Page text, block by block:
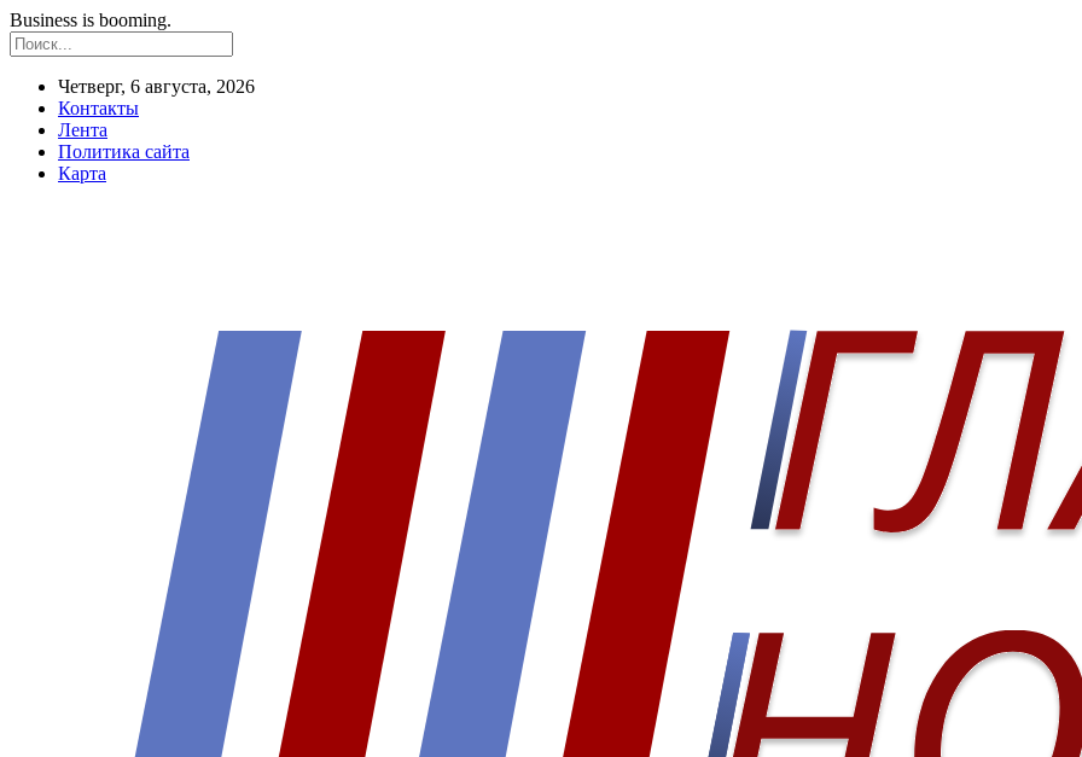
Business is booming.
Четверг, 6 августа, 2026
Контакты
Лента
Политика сайта
Карта